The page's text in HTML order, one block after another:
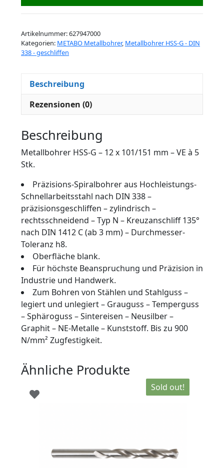
Artikelnummer:627947000
Kategorien: METABO Metallbohrer, Metallbohrer HSS-G - DIN
338 - geschliffen
Beschreibung
Rezensionen (0)
Beschreibung
Metallbohrer HSS-G – 12 x 101/151 mm – VE à 5
Stk.
Präzisions-Spiralbohrer aus Hochleistungs-
Schnellarbeitsstahl nach DIN 338 –
präzisionsgeschliffen – zylindrisch –
rechtsschneidend – Typ N – Kreuzanschliff 135°
nach DIN 1412 C (ab 3 mm) – Durchmesser-
Toleranz h8.
Oberfläche blank.
Für höchste Beanspruchung und Präzision in
Industrie und Handwerk.
Zum Bohren von Stählen und Stahlguss –
legiert und unlegiert – Grauguss – Temperguss
– Sphäroguss – Sintereisen – Neusilber –
Graphit – NE-Metalle – Kunststoff. Bis zu 900
N/mm² Zugfestigkeit.
Ähnliche Produkte
Sold out!